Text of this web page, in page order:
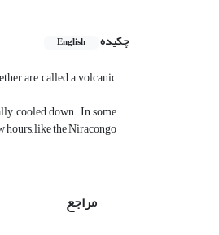
چکیده
English
are called a volcanic
cooled down. In some
hours, like the Niracongo
مراجع